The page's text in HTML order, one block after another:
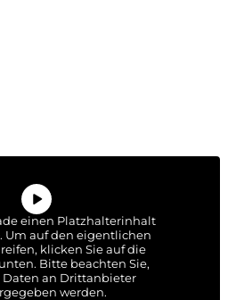
einen Platzhalterinhalt
. Um auf den eigentlichen
klicken Sie auf die
Bitte beachten Sie,
Daten an Drittanbieter
werden.